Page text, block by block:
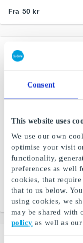
Consent
This website uses
We use our own
optimise your visit
functionality,
preferences as well
cookies, that
that to us below.
using cookies, we
may be shared with
policy as well as our
Fra 50 kr
Elefun.no NO
Alt innenfor radiostyrt
hobbyutstyr
Fra 50 kr